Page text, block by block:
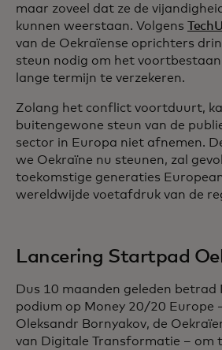
maar zoveel dat ze de
kunnen weerstaan. Volgens
van de Oekraïense oprichters
steun nodig om het
lange termijn te verzekeren.
Zolang het conflict voortduurt,
buitengewone steun van de
sector in Europa niet afnemen.
we Oekraïne nu steunen, zal
toekomstige generaties
wereldwijde voetafdruk van de
Lancering Startpad
Dus 10 maanden geleden
podium op Money 20/20 Europe
Oleksandr Bornyakov, de
van Digitale Transformatie – om